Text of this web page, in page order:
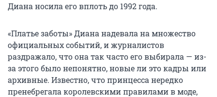
Диана носила его вплоть до 1992 года.
«Платье заботы» Диана надевала на множество
официальных событий, и журналистов
раздражало, что она так часто его выбирала — из-
за этого было непонятно, новые ли это кадры или
архивные. Известно, что принцесса нередко
пренебрегала королевскими правилами в моде,